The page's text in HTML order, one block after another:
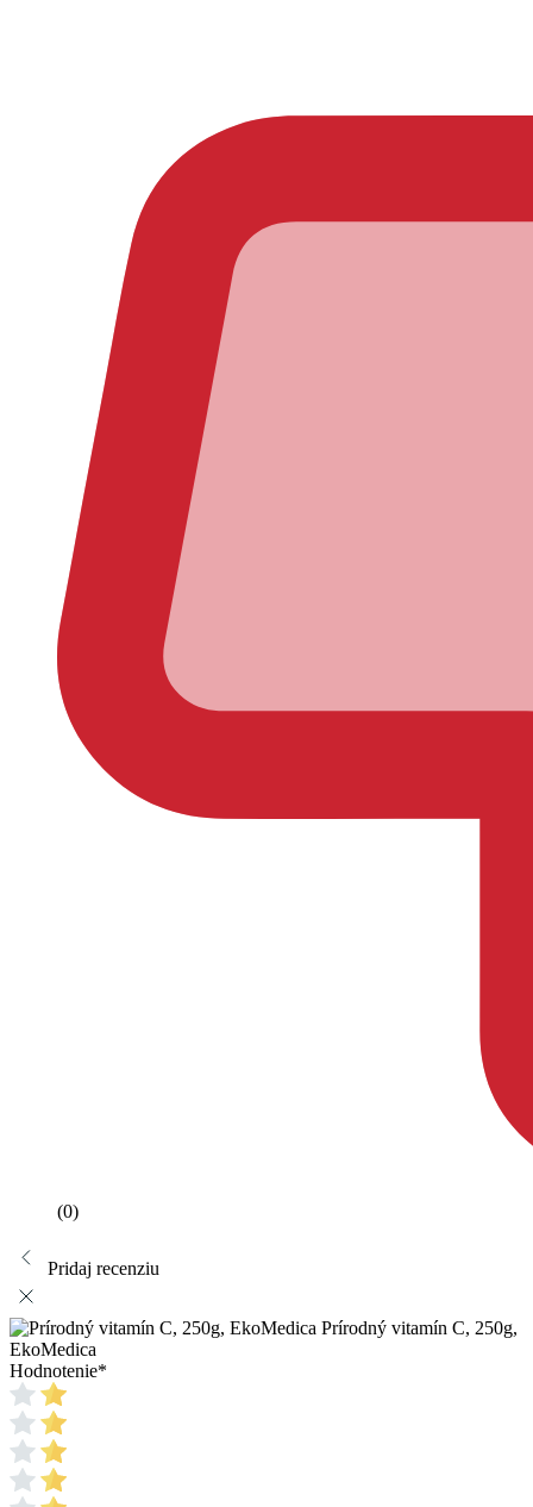
(0)
Pridaj recenziu
Prírodný vitamín C, 250g,
EkoMedica
Hodnotenie*